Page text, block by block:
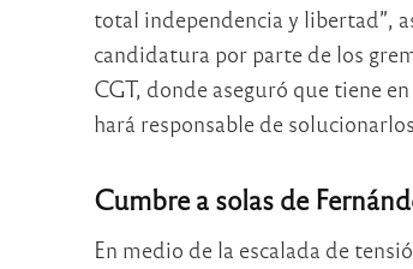
total independencia y libertad”,
candidatura por parte de los
CGT, donde aseguró que tiene
hará responsable de
Cumbre a solas de
En medio de la escalada de